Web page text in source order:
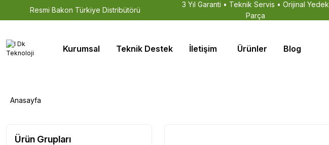
Resmi Bakon Türkiye Distribütörü
3 Yıl Garanti • Teknik Servis • Orijinal Yedek
Parça
Kurumsal Teknik Destek İletişim Ürünler Blog
Anasayfa
Ürün Grupları